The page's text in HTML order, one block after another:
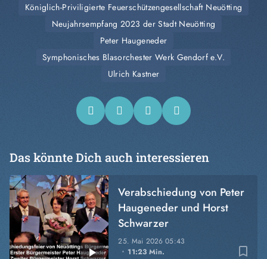
Königlich-Priviligierte Feuerschützengesellschaft Neuötting
Neujahrsempfang 2023 der Stadt Neuötting
Peter Haugeneder
Symphonisches Blasorchester Werk Gendorf e.V.
Ulrich Kastner
Das könnte Dich auch interessieren
bookmark_border
25. Mai 202605:43
11:23 Min.
Verabschiedung von Peter
Haugeneder und Horst
Schwarzer